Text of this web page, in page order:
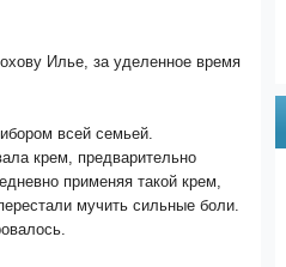
Илье, за уделенное время
всей семьей.
крем, предварительно
применяя такой крем,
мучить сильные боли.